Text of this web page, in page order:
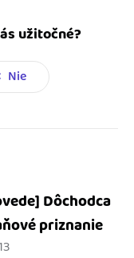
užitočné?
Nie
Dôchodca
priznanie